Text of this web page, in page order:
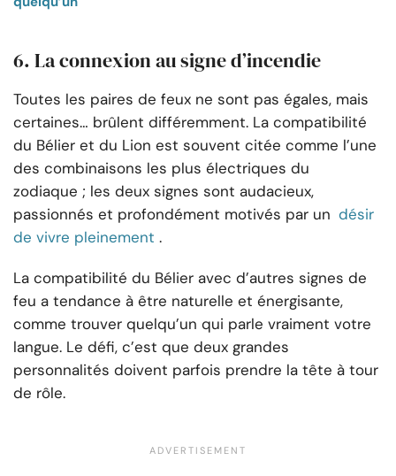
6. La connexion au signe d’incendie
Toutes les paires de feux ne sont pas égales, mais
certaines… brûlent différemment. La compatibilité
du Bélier et du Lion est souvent citée comme l’une
des combinaisons les plus électriques du
zodiaque ; les deux signes sont audacieux,
passionnés et profondément motivés par un désir
de vivre pleinement .
La compatibilité du Bélier avec d’autres signes de
feu a tendance à être naturelle et énergisante,
comme trouver quelqu’un qui parle vraiment votre
langue. Le défi, c’est que deux grandes
personnalités doivent parfois prendre la tête à tour
de rôle.